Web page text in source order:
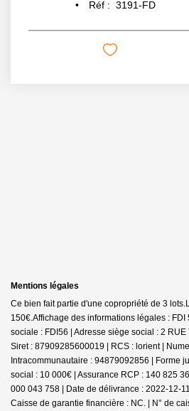
Réf : 3191-FD
Mentions légales
Ce bien fait partie d'une copropriété de 3
150€.Affichage des informations légales :
sociale : FDI56 | Adresse siège social : 2
Siret : 87909285600019 | RCS : lorient |
Intracommunautaire : 94879092856 | Forme
social : 10 000€ | Assurance RCP : 140 825
000 043 758 | Date de délivrance : 2022-12-
Caisse de garantie financière : NC. | N° de